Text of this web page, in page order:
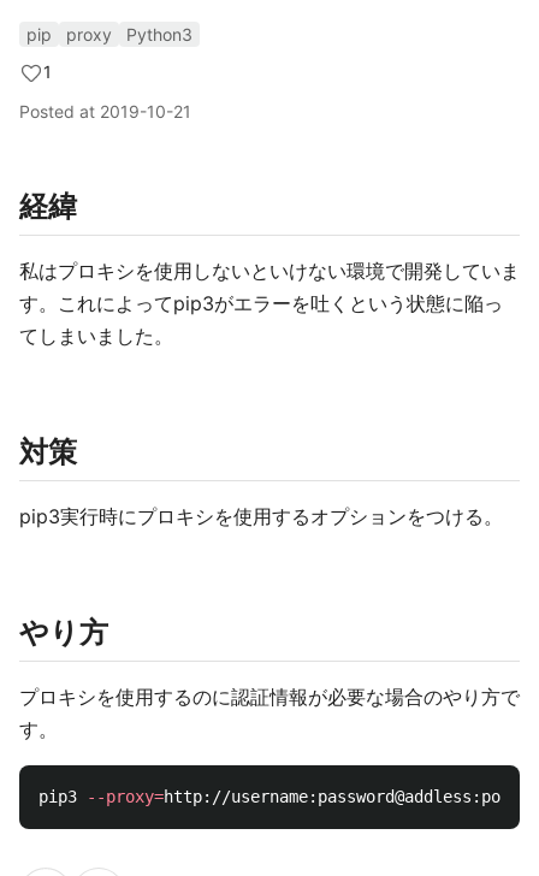
pip proxy
Python3
1
Posted at 2019-10-21
経緯
私はプロキシを使用しないといけない環境で開発していま
す。これによってpip3がエラーを吐くという状態に陥っ
てしまいました。
対策
pip3実行時にプロキシを使用するオプションをつける。
やり方
プロキシを使用するのに認証情報が必要な場合のやり方で
す。
pip3 --proxy=http://username:password@addless:port